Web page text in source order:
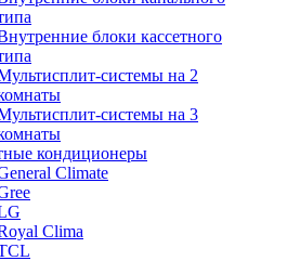
блоки кассетного
системы на 2
системы на 3
кондиционеры
Climate
Clima